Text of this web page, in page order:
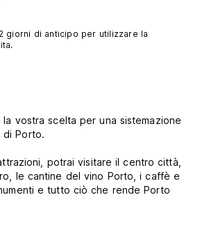
giorni di anticipo per utilizzare la
la vostra scelta per una sistemazione
di Porto.
potrai visitare il centro città,
le cantine del vino Porto, i caffè e
e tutto ciò che rende Porto